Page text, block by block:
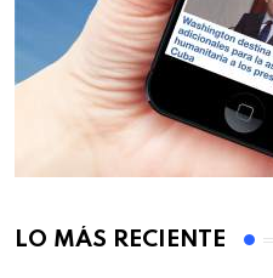
LO MÁS RECIENTE